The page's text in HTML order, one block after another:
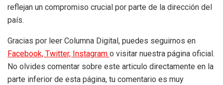
reflejan un compromiso crucial por parte de la dirección del
país.
Gracias por leer Columna Digital, puedes seguirnos en
Facebook, Twitter, Instagram o visitar nuestra página oficial.
No olvides comentar sobre este articulo directamente en la
parte inferior de esta página, tu comentario es muy